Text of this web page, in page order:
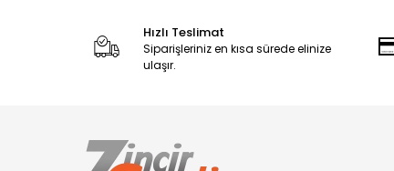
Hızlı Teslimat
Siparişleriniz en kısa sürede elinize
ulaşır.